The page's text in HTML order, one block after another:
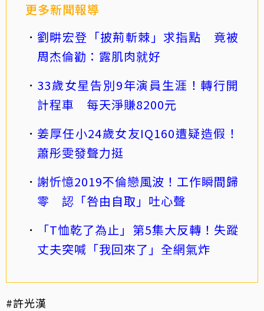
更多新聞報導
劉畊宏登「披荊斬棘」求指點 竟被
周杰倫勸：露肌肉就好
33歲女星告別9年演員生涯！轉行開
計程車 每天淨賺8200元
姜厚任小24歲女友IQ160遭疑造假！
蕭彤雯發聲力挺
謝忻憶2019不倫戀風波！工作瞬間歸
零 認「咎由自取」吐心聲
「T恤乾了為止」第5集大反轉！失蹤
丈夫突喊「我回來了」全網氣炸
#許光漢